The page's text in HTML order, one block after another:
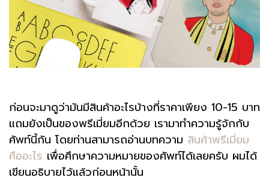
ก่อนจะมาดูว่ามันมีสินค้าอะไรบ้างที่ราคาเพียง 10-15 บาท
แถมยังเป็นของพรีเมี่ยมอีกด้วย เรามาทำความรู้จักกับ
ศัพท์นี้กัน โดยท่านสามารถอ่านบทความ สินค้าพรีเมี่ยม
คืออะไร เพื่อศึกษาความหมายของศัพท์ได้เลยครับ ผมได้
เขียนอธิบายไว้แล้วก่อนหน้านั้น